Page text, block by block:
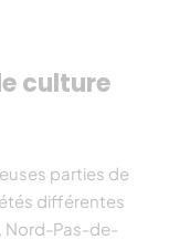
culture
parties de
différentes
, Nord-Pas-de-